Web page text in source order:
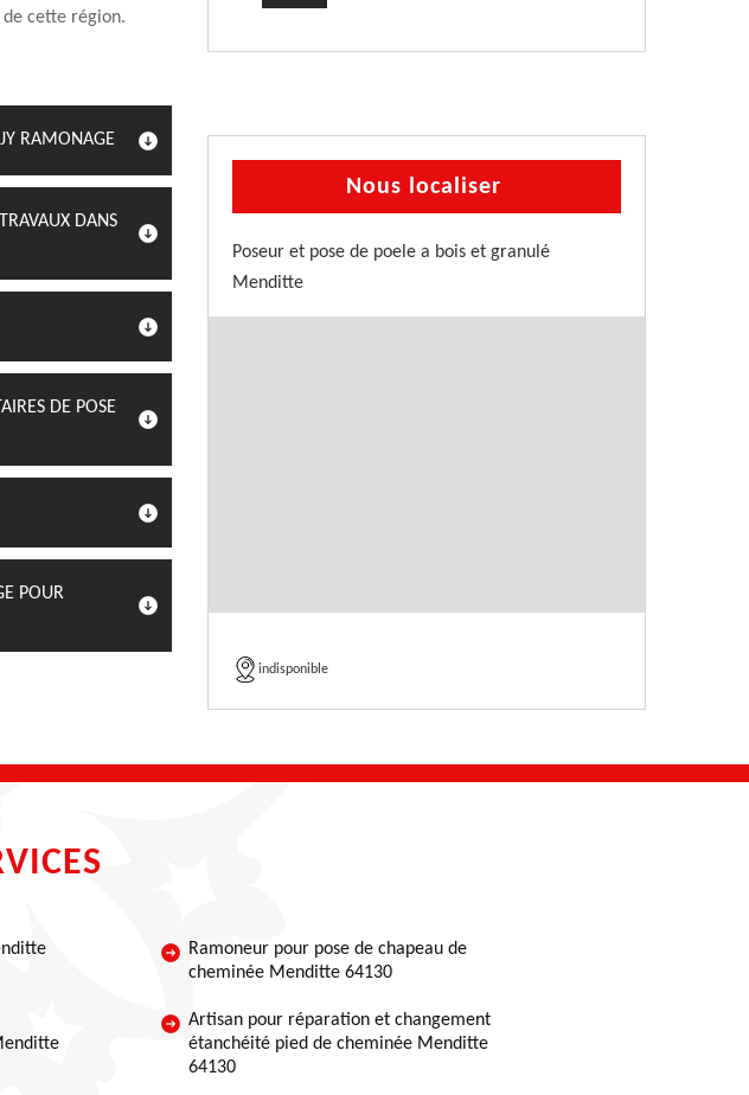
cette région.
RAMONAGE
DANS
DE POSE
POUR
Nous localiser
Poseur et pose de poele a bois et granulé
Menditte
indisponible
Ramoneur pour pose de chapeau de
cheminée Menditte 64130
Artisan pour réparation et changement
étanchéité pied de cheminée Menditte
64130